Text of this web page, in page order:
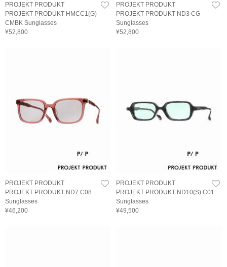
PROJEKT PRODUKT
PROJEKT PRODUKT HMCC1(G)
CMBK Sunglasses
¥52,800
PROJEKT PRODUKT
PROJEKT PRODUKT ND3 CG
Sunglasses
¥52,800
PROJEKT PRODUKT
PROJEKT PRODUKT ND7 C08
Sunglasses
¥46,200
PROJEKT PRODUKT
PROJEKT PRODUKT ND10(S) C01
Sunglasses
¥49,500